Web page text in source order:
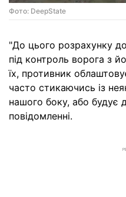
Фото: DeepState
"До цього розрахунку
під контроль ворога з
їх, противник
часто стикаючись із
нашого боку, або будує
повідомленні.